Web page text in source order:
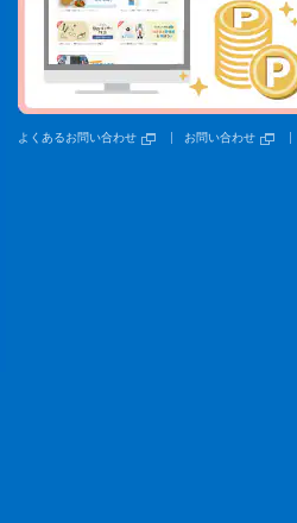
よくあるお問い合わせ お問い合わせ